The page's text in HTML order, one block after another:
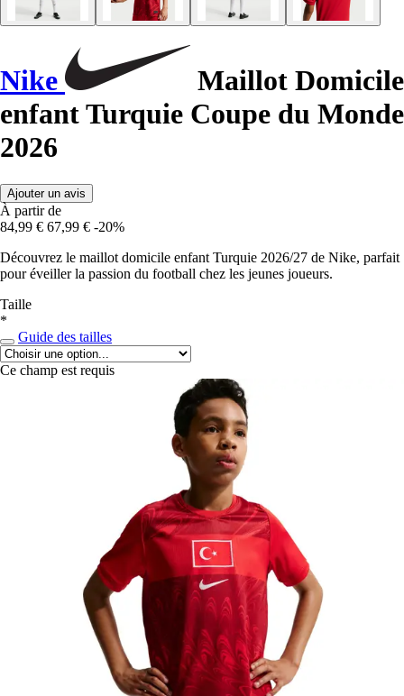
Nike
Maillot Domicile
enfant Turquie Coupe du Monde
2026
Ajouter un avis
À partir de
84,99 € 67,99 € -20%
Découvrez le maillot domicile enfant Turquie 2026/27 de Nike, parfait
pour éveiller la passion du football chez les jeunes joueurs.
Taille
*
Guide des tailles
Ce champ est requis